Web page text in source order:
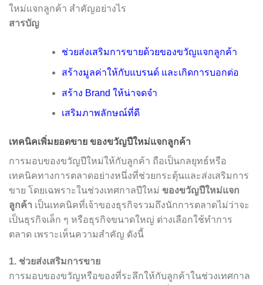
ใหม่แจกลูกค้า สำคัญอย่างไร
สารบัญ
ช่วยส่งเสริมการขายด้วยของขวัญแจกลูกค้า
สร้างมูลค่าให้กับแบรนด์ และเกิดการบอกต่อ
สร้าง Brand ให้น่าจดจำ
เสริมภาพลักษณ์ที่ดี
เทคนิคเพิ่มยอดขาย ของขวัญปีใหม่แจกลูกค้า
การมอบของขวัญปีใหม่ให้กับลูกค้า ถือเป็นกลยุทธ์หรือ
เทคนิคทางการตลาดอย่างหนึ่งที่ช่วยกระตุ้นและส่งเสริมการ
ขาย โดยเฉพราะในช่วงเทศกาลปีใหม่ ของขวัญปีใหม่แจก
ลูกค้า เป็นเทคนิคที่เจ้าของธุรกิจรวมถึงนักการตลาดไม่ว่าจะ
เป็นธุรกิจเล็ก ๆ หรือธุรกิจขนาดใหญ่ ต่างเลือกใช้ทำการ
ตลาด เพราะเห็นความสำคัญ ดังนี้
1. ช่วยส่งเสริมการขาย
การมอบของขวัญหรือของที่ระลึกให้กับลูกค้าในช่วงเทศกาล